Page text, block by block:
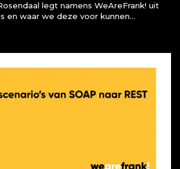
legt namens WeAreFrank! uit
en waar we deze voor kunnen
gebruiken